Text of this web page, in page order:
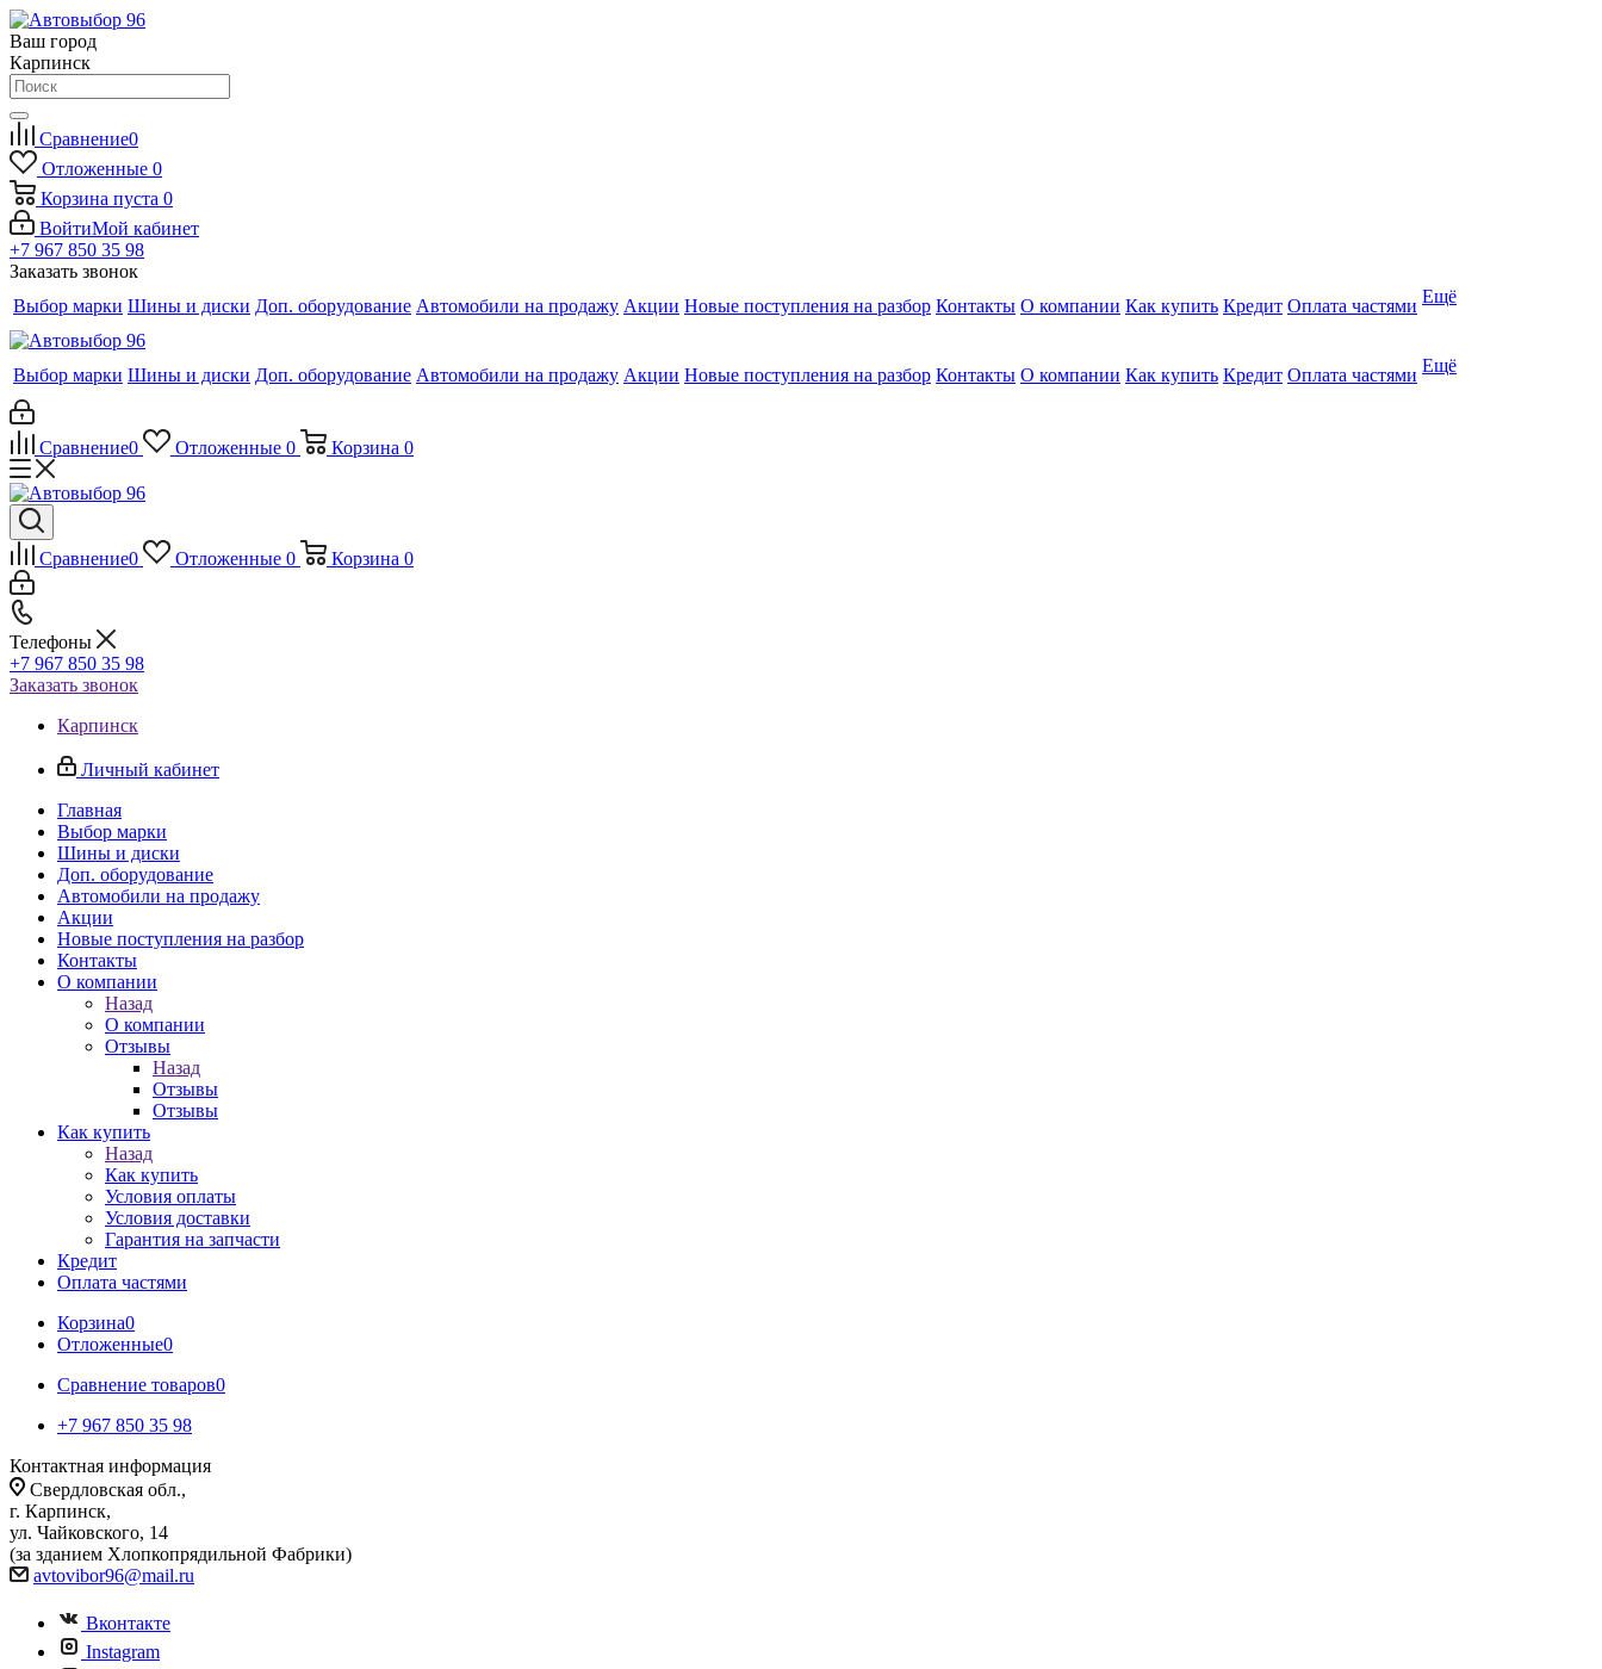
Ваш город
Карпинск
Сравнение0
Отложенные 0
Корзина пуста 0
ВойтиМой кабинет
+7 967 850 35 98
Заказать звонок
Выбор марки Шины и диски Доп. оборудование Автомобили на продажу Акции Новые поступления на разбор Контакты О компании Как купить Кредит Оплата частями Ещё
Выбор марки Шины и диски Доп. оборудование Автомобили на продажу Акции Новые поступления на разбор Контакты О компании Как купить Кредит Оплата частями Ещё
Сравнение0 Отложенные 0 Корзина 0
Сравнение0 Отложенные 0 Корзина 0
Телефоны
+7 967 850 35 98
Заказать звонок
Карпинск
Личный кабинет
Главная
Выбор марки
Шины и диски
Доп. оборудование
Автомобили на продажу
Акции
Новые поступления на разбор
Контакты
О компании
Назад
О компании
Отзывы
Назад
Отзывы
Отзывы
Как купить
Назад
Как купить
Условия оплаты
Условия доставки
Гарантия на запчасти
Кредит
Оплата частями
Корзина0
Отложенные0
Сравнение товаров0
+7 967 850 35 98
Контактная информация
Свердловская обл.,
г. Карпинск,
ул. Чайковского, 14
(за зданием Хлопкопрядильной Фабрики)
avtovibor96@mail.ru
Вконтакте
Instagram